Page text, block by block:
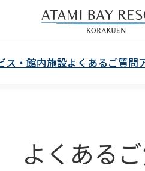
ス・館内施設よくあるご質問
よくある